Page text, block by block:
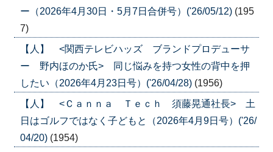
ー（2026年4月30日・5月7日合併号）('26/05/12) (195
7)
【人】 <関西テレビハッズ ブランドプロデューサ
ー 野内ほのか氏> 同じ悩みを持つ女性の背中を押
したい（2026年4月23日号）('26/04/28) (1956)
【人】 <Ｃａｎｎａ Ｔｅｃｈ 須藤晃通社長> 土
日はゴルフではなく子どもと（2026年4月9日号）('26/
04/20) (1954)